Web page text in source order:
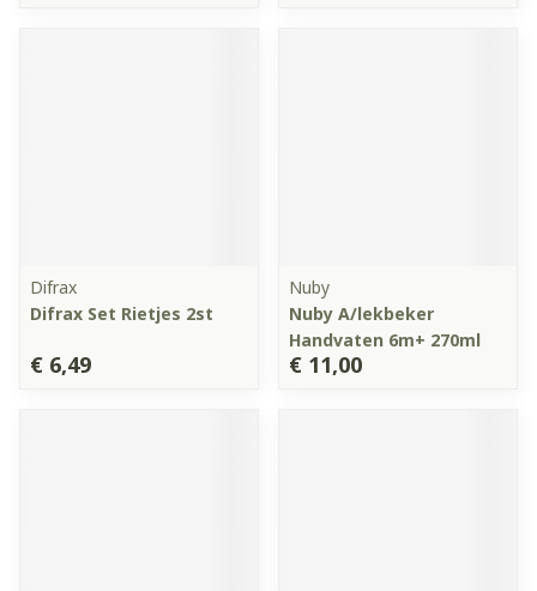
Difrax
Difrax Set Rietjes 2st
€ 6,49
Nuby
Nuby A/lekbeker
Handvaten 6m+ 270ml
€ 11,00